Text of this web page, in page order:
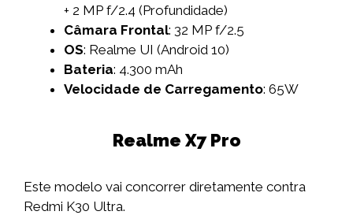
+ 2 MP f/2.4 (Profundidade)
Câmara Frontal: 32 MP f/2.5
OS: Realme UI (Android 10)
Bateria: 4.300 mAh
Velocidade de Carregamento: 65W
Realme X7 Pro
Este modelo vai concorrer diretamente contra
Redmi K30 Ultra.